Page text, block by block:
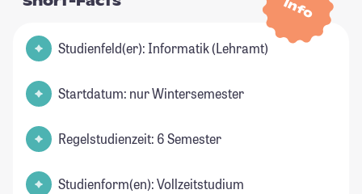
Info
Studienfeld(er): Informatik (Lehramt)
Startdatum: nur Wintersemester
Regelstudienzeit: 6 Semester
Studienform(en): Vollzeitstudium